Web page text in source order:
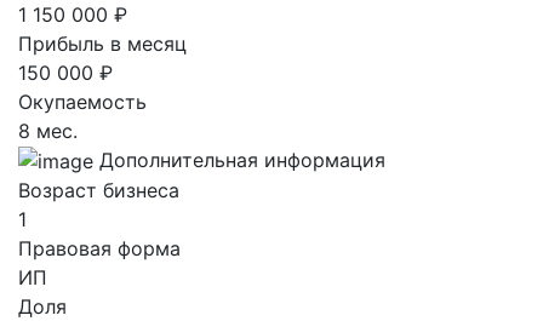
1 150 000 ₽
Прибыль в месяц
150 000 ₽
Окупаемость
8 мес.
Дополнительная информация
Возраст бизнеса
1
Правовая форма
ИП
Доля